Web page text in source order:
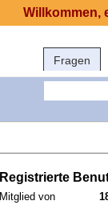
Fragen
Registrierte
Mitglied von
Willkommen,